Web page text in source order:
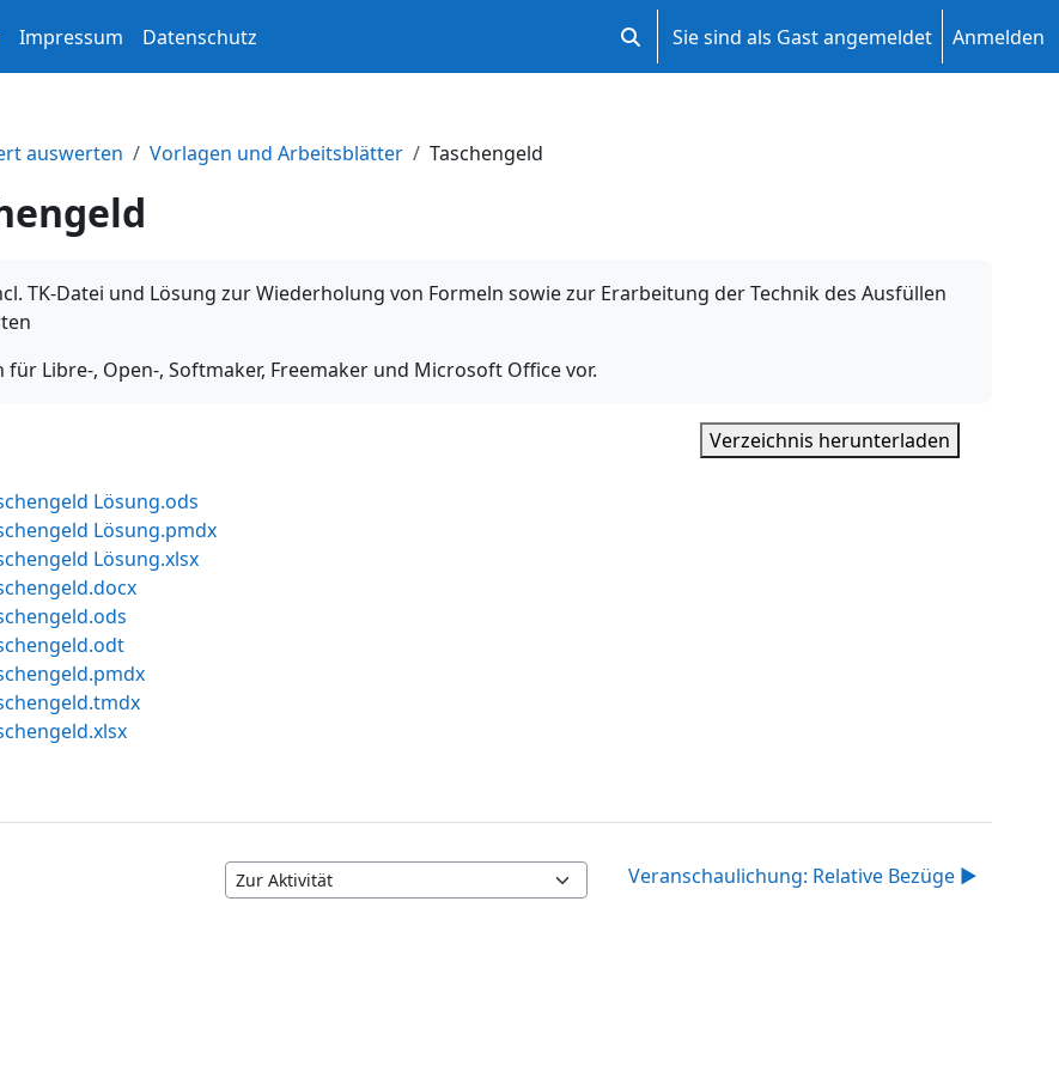
Impressum Datenschutz Sucheingabe umschalten
Sie sind als Gast angemeldet Anmelden
auswerten Vorlagen und Arbeitsblätter Taschengeld
TK-Datei und Lösung zur Wiederholung von Formeln sowie zur Erarbeitung der Technik des Ausfüllen
für Libre-, Open-, Softmaker, Freemaker und Microsoft Office vor.
Verzeichnis herunterladen
Lösung.ods
Lösung.pmdx
Lösung.xlsx
Zur Aktivität
Veranschaulichung: Relative Bezüge ▶︎